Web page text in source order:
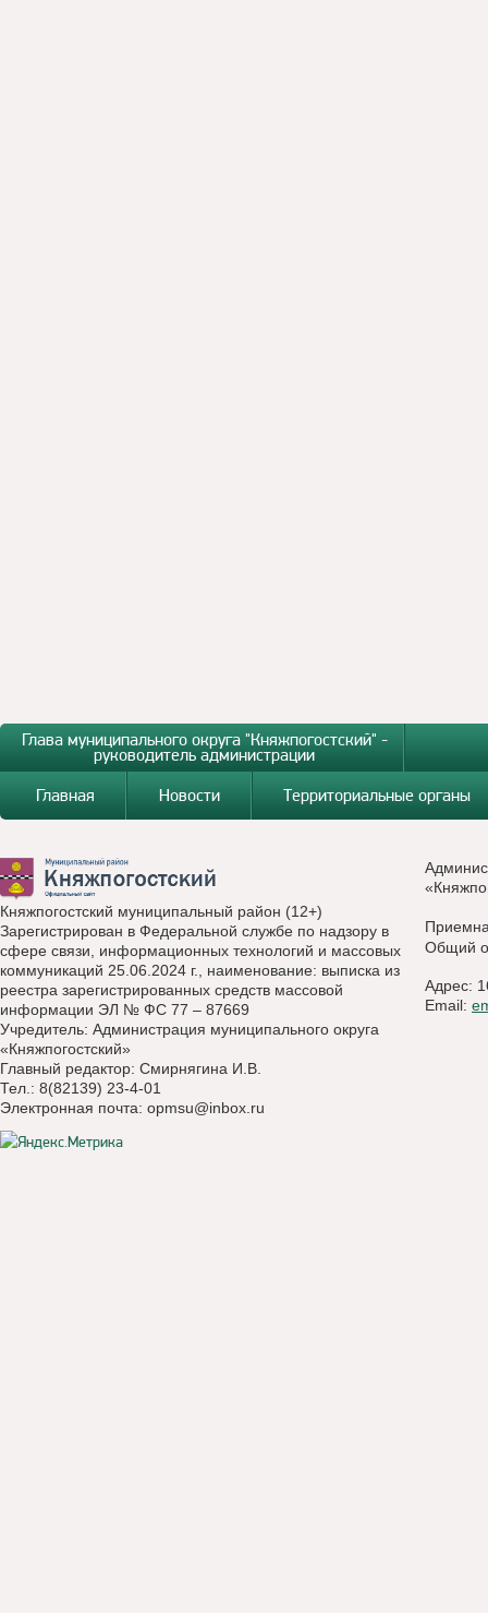
Глава муниципального округа "Княжпогостский" -
руководитель администрации
Главная
Новости Территориальные органы
Княжпогостский муниципальный район (12+)
Зарегистрирован в Федеральной службе по надзору в
сфере связи, информационных технологий и массовых
коммуникаций 25.06.2024 г., наименование: выписка из
реестра зарегистрированных средств массовой
информации ЭЛ № ФС 77 – 87669
Учредитель: Администрация муниципального округа
«Княжпогостский»
Главный редактор: Смирнягина И.В.
Тел.: 8(82139) 23-4-01
Электронная почта: opmsu@inbox.ru
Общий
Адрес:
Email: